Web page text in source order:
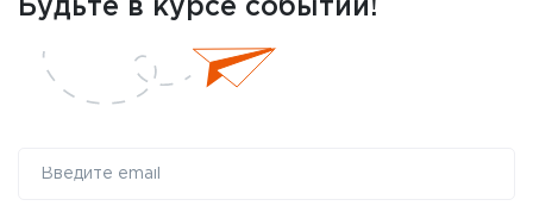
Будьте в курсе событий!